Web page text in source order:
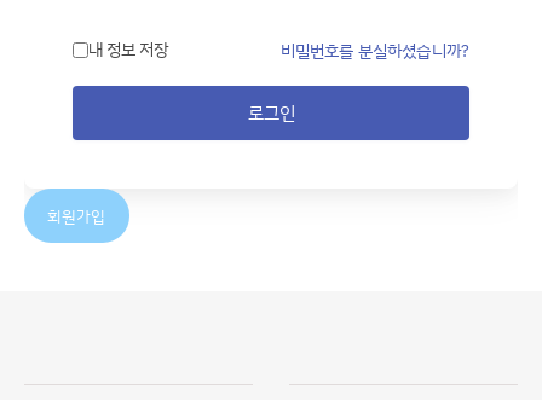
내 정보 저장 비밀번호를 분실하셨습니까?
로그인
회원가입